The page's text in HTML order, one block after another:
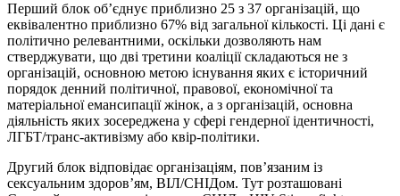
Перший блок об’єднує приблизно 25 з 37 організацій, що
еквівалентно приблизно 67% від загальної кількості. Ці дані є
політично релевантними, оскільки дозволяють нам
стверджувати, що дві третини коаліції складаються не з
організацій, основною метою існування яких є історичний
порядок денний політичної, правової, економічної та
матеріальної емансипації жінок, а з організацій, основна
діяльність яких зосереджена у сфері гендерної ідентичності,
ЛГБТ/транс-активізму або квір-політики.
Другий блок відповідає організаціям, пов’язаним із
сексуальним здоров’ям, ВІЛ/СНІДом. Тут розташовані